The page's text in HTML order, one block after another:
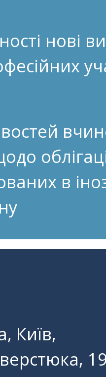
нові
в
Київ,